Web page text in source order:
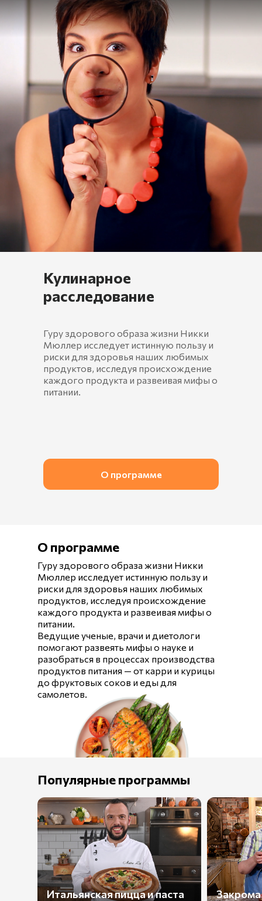
Кулинарное
расследование
Гуру здорового образа жизни Никки
Мюллер исследует истинную пользу и
риски для здоровья наших любимых
продуктов, исследуя происхождение
каждого продукта и развеивая мифы о
питании.
О программе
О программе
Гуру здорового образа жизни Никки
Мюллер исследует истинную пользу и
риски для здоровья наших любимых
продуктов, исследуя происхождение
каждого продукта и развеивая мифы о
питании.
Ведущие ученые, врачи и диетологи
помогают развеять мифы о науке и
разобраться в процессах производства
продуктов питания — от карри и курицы
до фруктовых соков и еды для
самолетов.
Популярные программы
Итальянская пицца и паста Закрома